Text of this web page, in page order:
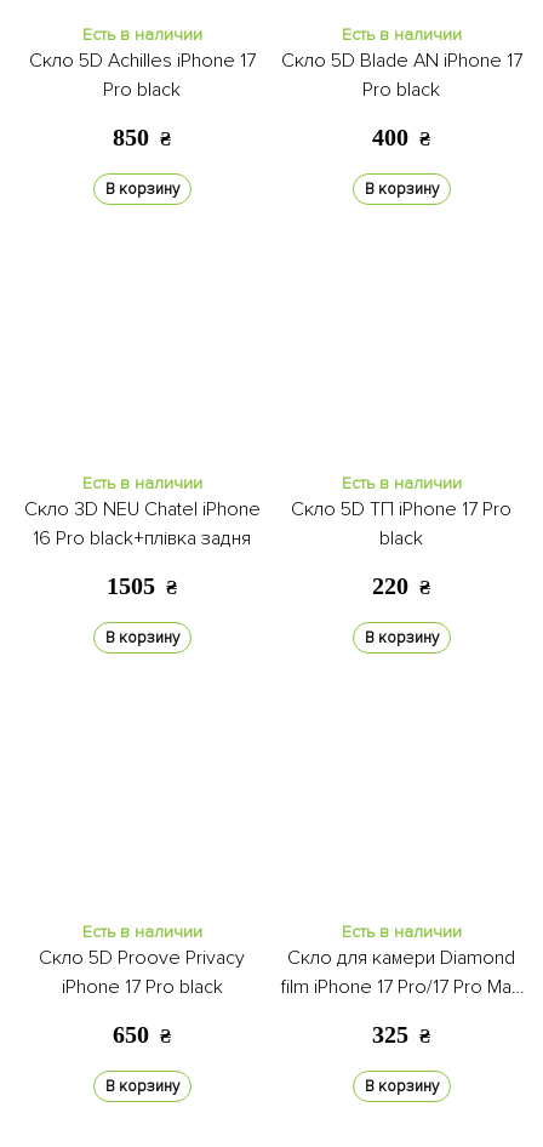
Есть в наличии
Скло 5D Achilles iPhone 17
Pro black
850 ₴
В корзину
Есть в наличии
Скло 5D Blade AN iPhone 17
Pro black
400 ₴
В корзину
Есть в наличии
Скло 3D NEU Chatel iPhone
16 Pro black+плівка задня
1505 ₴
В корзину
Есть в наличии
Скло 5D ТП iPhone 17 Pro
black
220 ₴
В корзину
Есть в наличии
Скло 5D Proove Privacy
iPhone 17 Pro black
650 ₴
В корзину
Есть в наличии
Скло для камери Diamond
film iPhone 17 Pro/17 Pro Max
325 ₴
В корзину